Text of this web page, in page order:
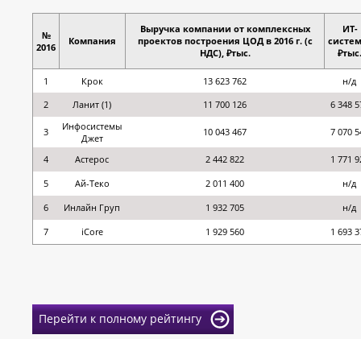
№
2016
Компания
Выручка компании от комплексных
проектов построения ЦОД в 2016 г. (с
НДС), ₽тыс.
ИТ-
₽тыс.
1 Крок 13 623 762
н/д
2
Ланит (1) 11 700 126 6 348
3
Инфосистемы
Джет
10 043 467 7 070
4 Астерос 2 442 822
1 771
5
Ай-Теко 2 011 400
н/д
6
Инлайн Груп 1 932 705
н/д
7
iCore 1 929 560 1 693
Перейти к полному рейтингу